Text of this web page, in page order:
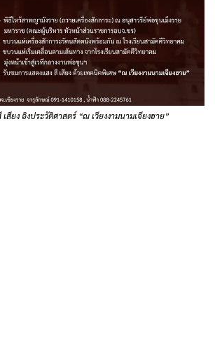
สียง อิงประวัติศาสตร์ “ณ เวียงงามนามเจียงฮาย”